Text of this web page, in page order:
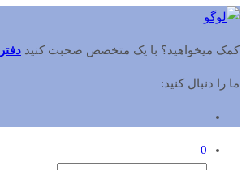
کمک میخواهید؟ با یک متخصص صحبت کنید دفتر 33320085-024 ، فروش 09102416484 ، خدمات 09102416353
ما را دنبال کنید:
0